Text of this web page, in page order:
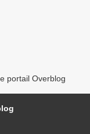
portail Overblog